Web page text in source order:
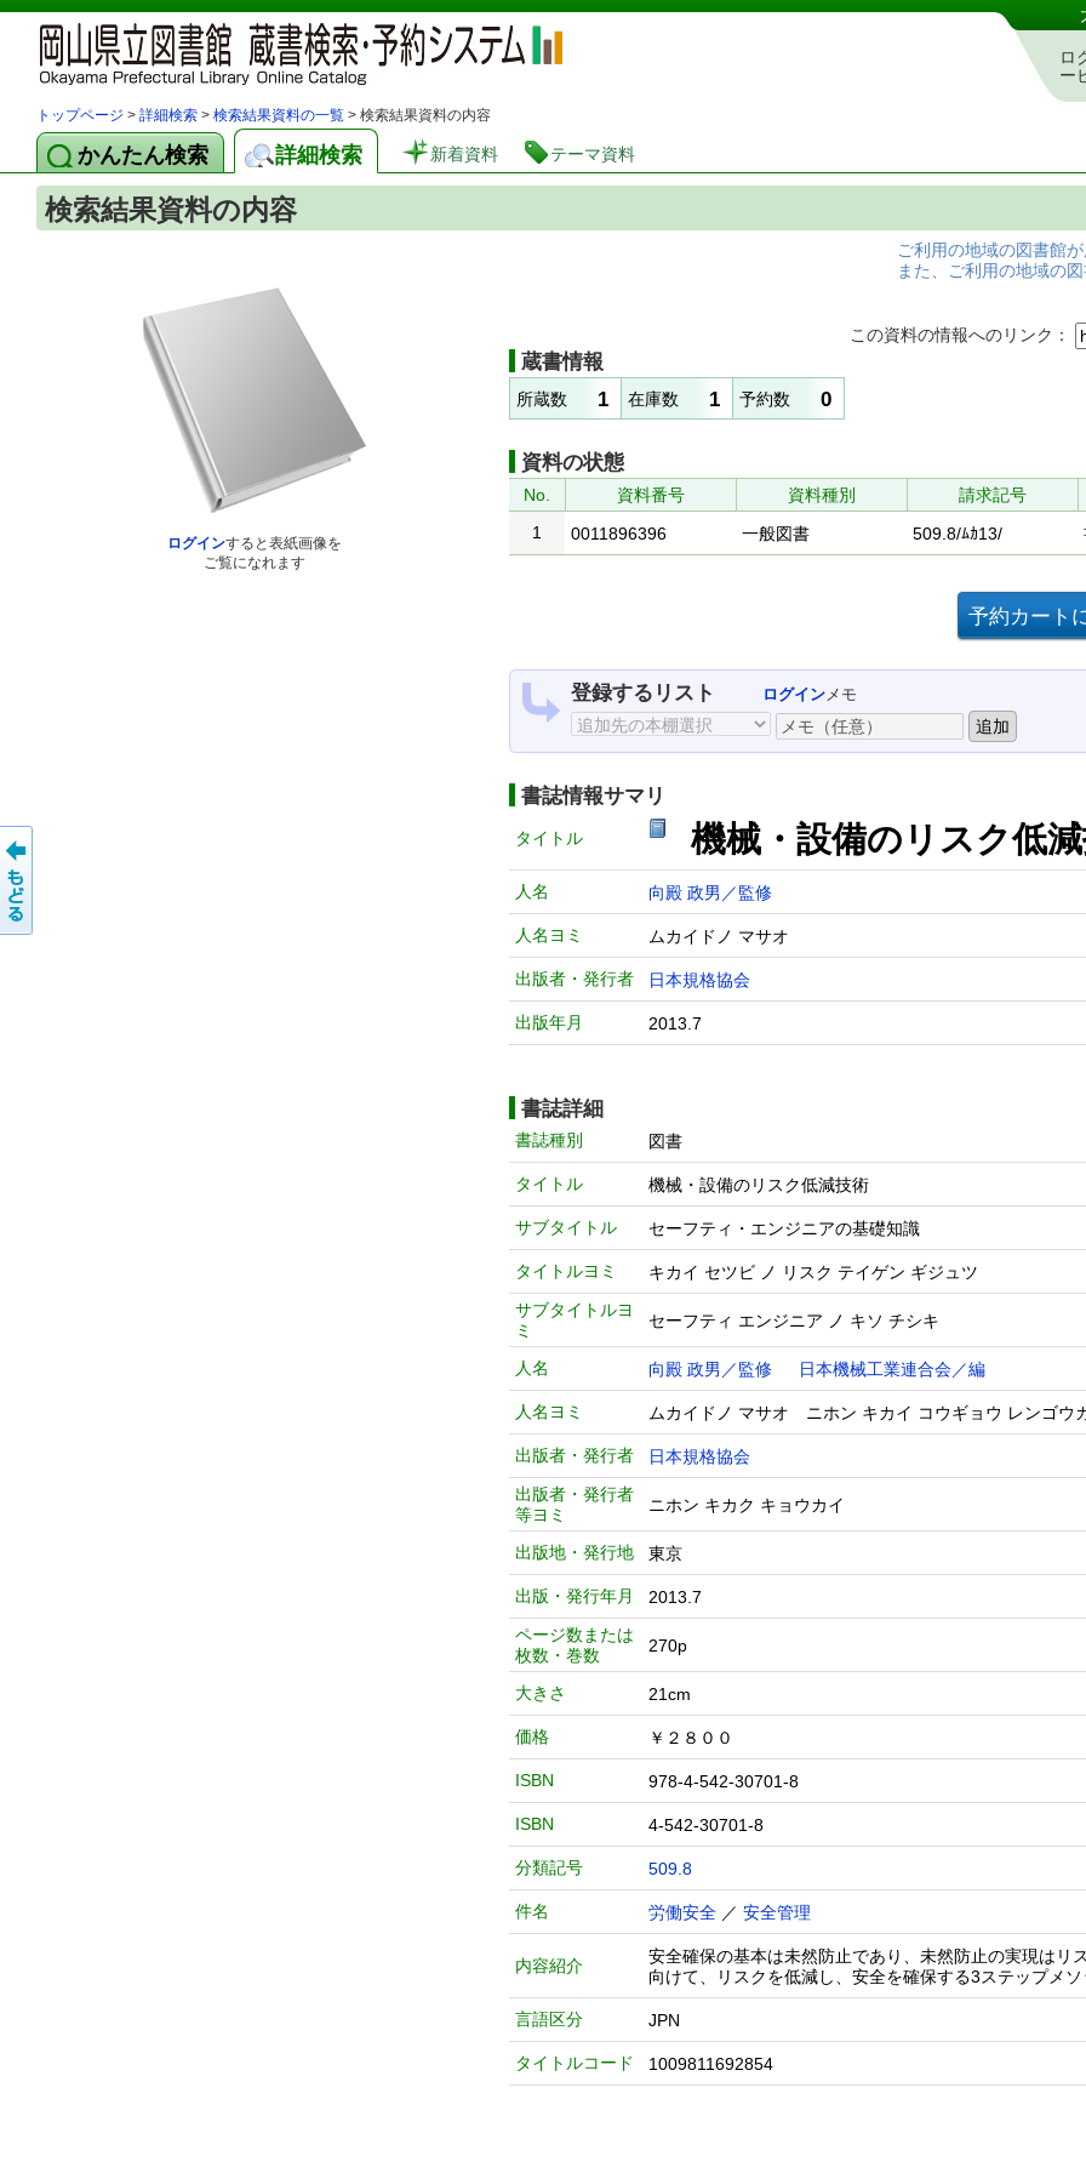
岡山県立図書館 蔵書検索・予約システム
ロ
ー
トップページ > 詳細検索 > 検索結果資料の一覧 > 検索結果資料の内容
かんたん検索 詳細検索 新着資料 テーマ資料
検索結果資料の内容
ログインすると表紙画像を
ご覧になれます
ご利用の地域の図書館
また、ご利用の地域の
この資料の情報へのリンク：
蔵書情報
所蔵数 1 在庫数 1 予約数 0
資料の状態
No. 資料番号 資料種別
請求記号
1
0011896396 一般図書 509.8/ﾑｶ13/
登録するリスト ログインメモ
書誌情報サマリ
タイトル 機械・設備のリスク低
人名 向殿 政男／監修
人名ヨミ ムカイドノ マサオ
出版者・発行者 日本規格協会
出版年月 2013.7
書誌詳細
書誌種別 図書
タイトル 機械・設備のリスク低減技術
サブタイトル セーフティ・エンジニアの基礎知識
タイトルヨミ
キカイ セツビ ノ リスク テイゲン ギジュツ
サブタイトルヨ
ミ
セーフティ エンジニア ノ キソ チシキ
人名 向殿 政男／監修 日本機械工業連合会／編
人名ヨミ ムカイドノ マサオ ニホン キカイ コウギョウ レンゴウ
出版者・発行者
日本規格協会
出版者・発行者
等ヨミ
ニホン キカク キョウカイ
出版地・発行地 東京
出版・発行年月
2013.7
ページ数または
枚数・巻数
270p
大きさ 21cm
価格 ￥２８００
ISBN 978-4-542-30701-8
ISBN 4-542-30701-8
分類記号 509.8
件名 労働安全 ／ 安全管理
内容紹介
安全確保の基本は未然防止であり、未然防止の実現はリ
向けて、リスクを低減し、安全を確保する3ステップメ
言語区分 JPN
タイトルコード 1009811692854